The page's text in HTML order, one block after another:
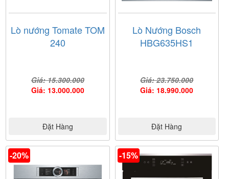
Lò nướng Tomate TOM
240
Giá: 15.300.000
Giá: 13.000.000
Đặt Hàng
Lò Nướng Bosch
HBG635HS1
Giá: 23.750.000
Giá: 18.990.000
Đặt Hàng
-20% -15%